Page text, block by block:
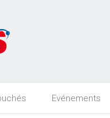
Evénements